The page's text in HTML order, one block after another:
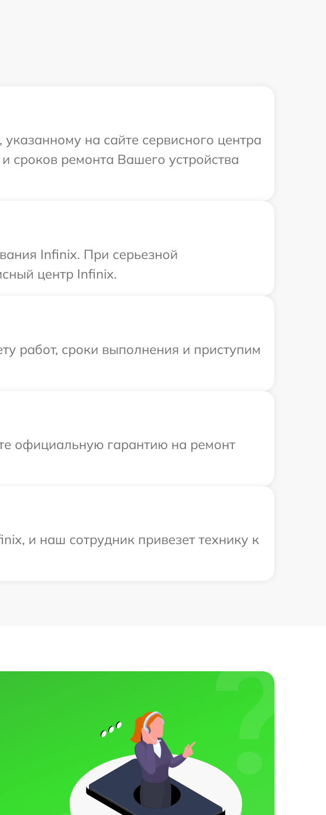
на сайте сервисного центра
сроков ремонта Вашего устройства
Infinix. При серьезной
центр Infinix.
работ, сроки выполнения и приступим
официальную гарантию на ремонт
и наш сотрудник привезет технику к